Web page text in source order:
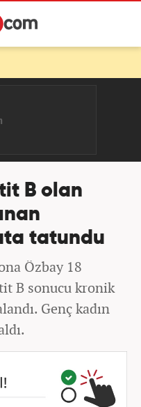
B olan
tatundu
Özbay 18
B sonucu kronik
Genç kadın